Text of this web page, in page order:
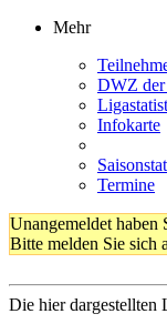
Mehr
DWZ
Infokarte
Termine
Unangemeldet haben
Bitte melden Sie sich
Die hier dargestellten